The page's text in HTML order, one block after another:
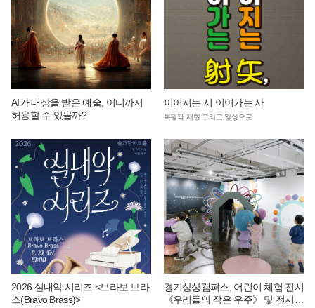
AI가 대상을 받은 예술, 어디까지
허용할 수 있을까?
이어지는 시 이어가는 사
복원과 재현 그리고 일상으로
2026 실내악 시리즈 <브라보 브라
스(Bravo Brass)>
경기상상캠퍼스, 어린이 체험 전시
《우리들의 작은 우주》 및 전시